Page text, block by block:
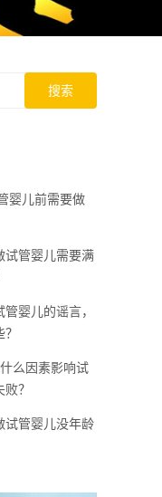
婴儿前需要做
试管婴儿需要满
婴儿的谣言，
么因素影响试
？
试管婴儿没年龄